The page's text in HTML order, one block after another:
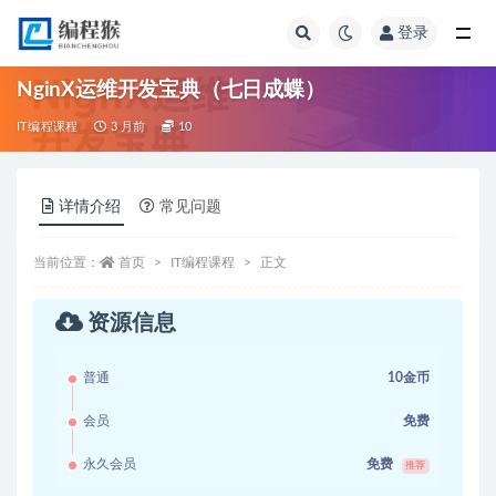
登录
NginX运维开发宝典（七日成蝶）
IT编程课程 3 月前 10
详情介绍 常见问题
当前位置： 首页 IT编程课程 正文
资源信息
普通 10金币
会员 免费
永久会员 免费 推荐